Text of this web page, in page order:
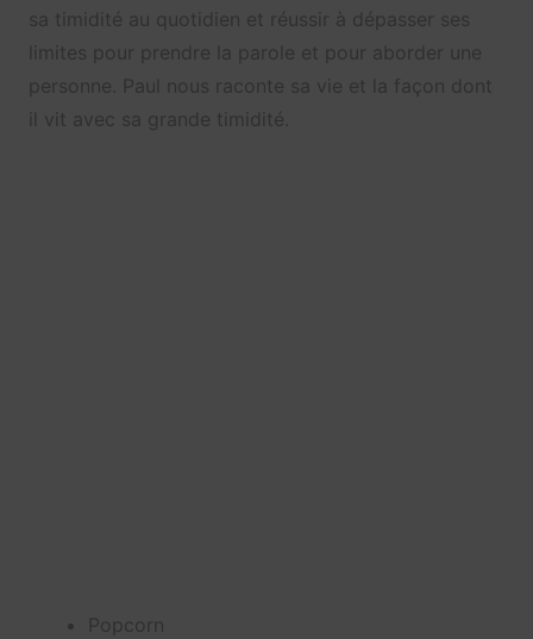
sa timidité au quotidien et réussir à dépasser ses
limites pour prendre la parole et pour aborder une
personne. Paul nous raconte sa vie et la façon dont
il vit avec sa grande timidité.
Popcorn